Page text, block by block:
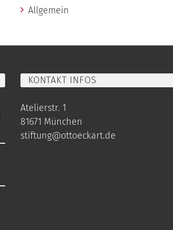
Allgemein
KONTAKT INFOS
Atelierstr. 1
81671 München
stiftung@ottoeckart.de